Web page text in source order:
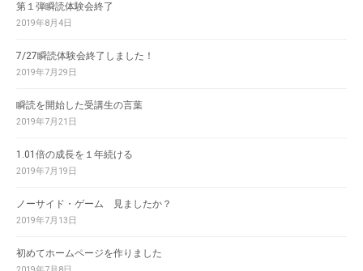
第１弾瞬読体験会終了
2019年8月4日
7/27瞬読体験会終了しました！
2019年7月29日
瞬読を開始した受講生の言葉
2019年7月21日
1.01倍の成長を１年続ける
2019年7月19日
ノーサイド・ゲーム 見ましたか？
2019年7月13日
初めてホームページを作りました